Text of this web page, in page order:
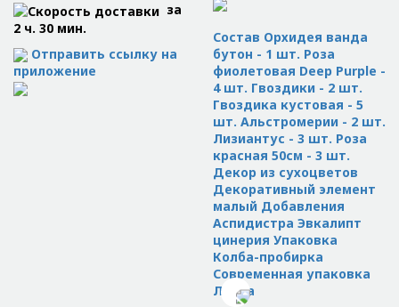
за
2 ч. 30 мин.
Отправить ссылку на
приложение
Состав Орхидея ванда
бутон - 1 шт. Роза
фиолетовая Deep Purple -
4 шт. Гвоздики - 2 шт.
Гвоздика кустовая - 5
шт. Альстромерии - 2 шт.
Лизиантус - 3 шт. Роза
красная 50см - 3 шт.
Декор из сухоцветов
Декоративный элемент
малый Добавления
Аспидистра Эвкалипт
цинерия Упаковка
Колба-пробирка
Современная упаковка
Лента